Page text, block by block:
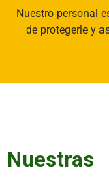
Nuestro personal
de protegerle y
Nuestras